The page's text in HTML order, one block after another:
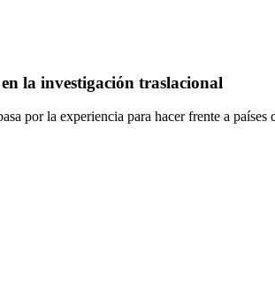
la investigación traslacional
por la experiencia para hacer frente a